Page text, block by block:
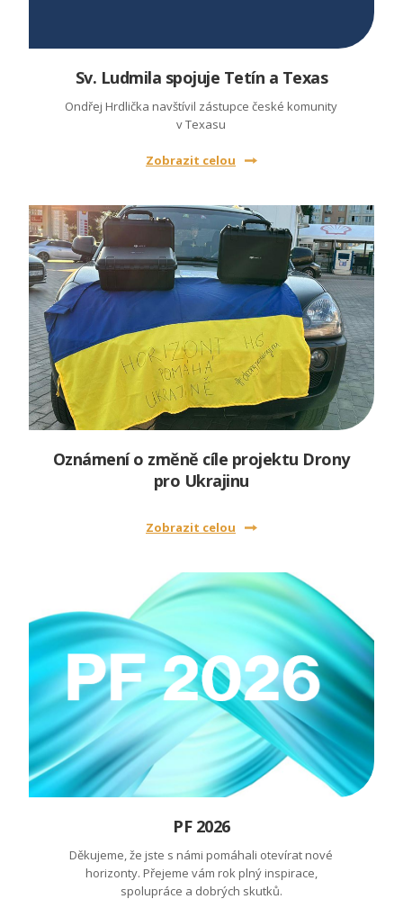
Sv. Ludmila spojuje Tetín a Texas
Ondřej Hrdlička navštívil zástupce české komunity
v Texasu
Zobrazit celou
Oznámení o změně cíle projektu Drony
pro Ukrajinu
Zobrazit celou
PF 2026
Děkujeme, že jste s námi pomáhali otevírat nové
horizonty. Přejeme vám rok plný inspirace,
spolupráce a dobrých skutků.